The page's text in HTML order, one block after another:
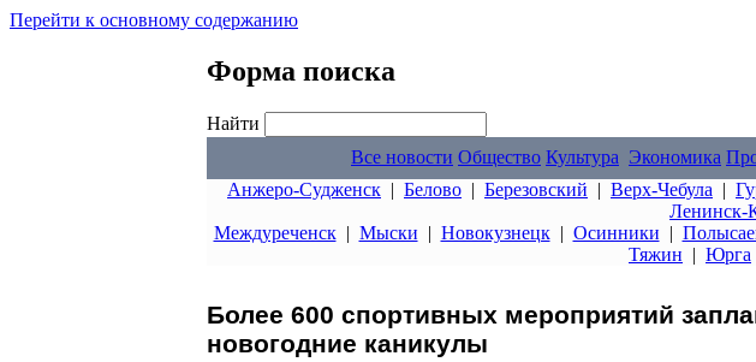
Перейти к основному содержанию
Форма поиска
Найти
Все новости Общество Культура Экономика
Анжеро-Судженск | Белово | Березовский | Верх-Чебула |
Ленинск-
Междуреченск| Мыски | Новокузнецк| Осинники |
Тяжин | Юрга
Более 600 спортивных мероприятий
новогодние каникулы